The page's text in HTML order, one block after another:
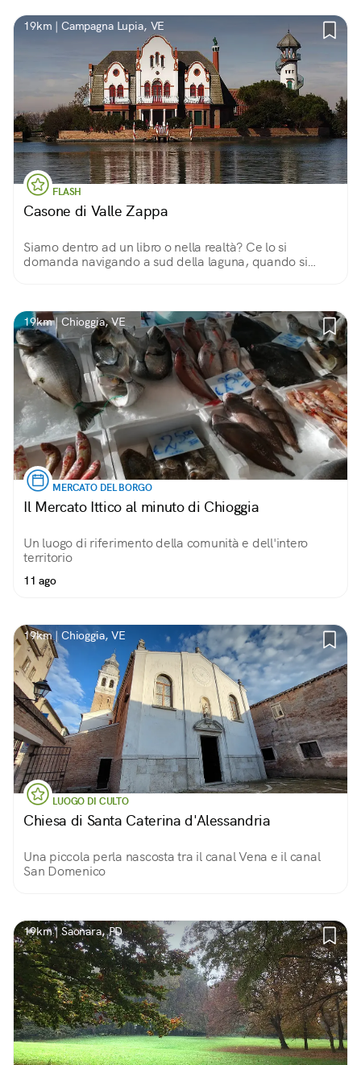
19km | Campagna Lupia, VE
FLASH
Casone di Valle Zappa
Siamo dentro ad un libro o nella realtà? Ce lo si
domanda navigando a sud della laguna, quando si
19km | Chioggia, VE
MERCATO DEL BORGO
Il Mercato Ittico al minuto di Chioggia
Un luogo di riferimento della comunità e dell'intero
territorio
11 ago
19km | Chioggia, VE
LUOGO DI CULTO
Chiesa di Santa Caterina d'Alessandria
Una piccola perla nascosta tra il canal Vena e il canal
San Domenico
19km | Saonara, PD